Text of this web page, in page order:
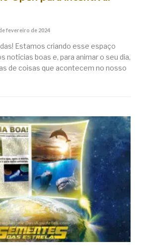
fevereiro de 2024
Estamos criando esse espaço
notícias boas e, para animar o seu dia,
de coisas que acontecem no nosso